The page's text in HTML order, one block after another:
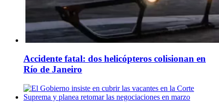
Accidente fatal: dos helicópteros colisionan en
Río de Janeiro